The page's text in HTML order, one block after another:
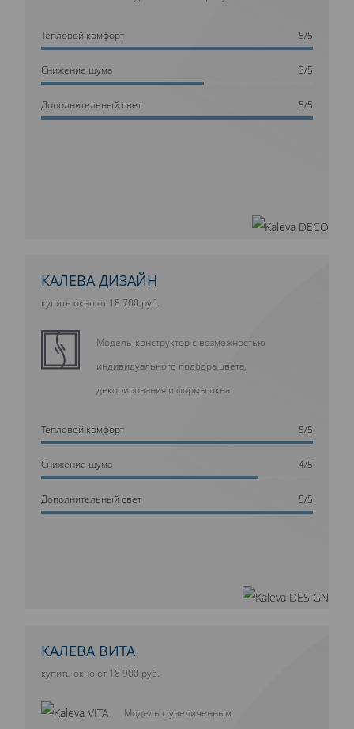
Тепловой комфорт 5/5
Cнижение шума 3/5
Дополнительный свет 5/5
КАЛЕВА ДИЗАЙН
купить окно от 18 700 руб.
Модель-конструктор с возможностью
индивидуального подбора цвета,
декорирования и формы окна
Тепловой комфорт 5/5
Cнижение шума 4/5
Дополнительный свет 5/5
КАЛЕВА ВИТА
купить окно от 18 900 руб.
Модель с увеличенным